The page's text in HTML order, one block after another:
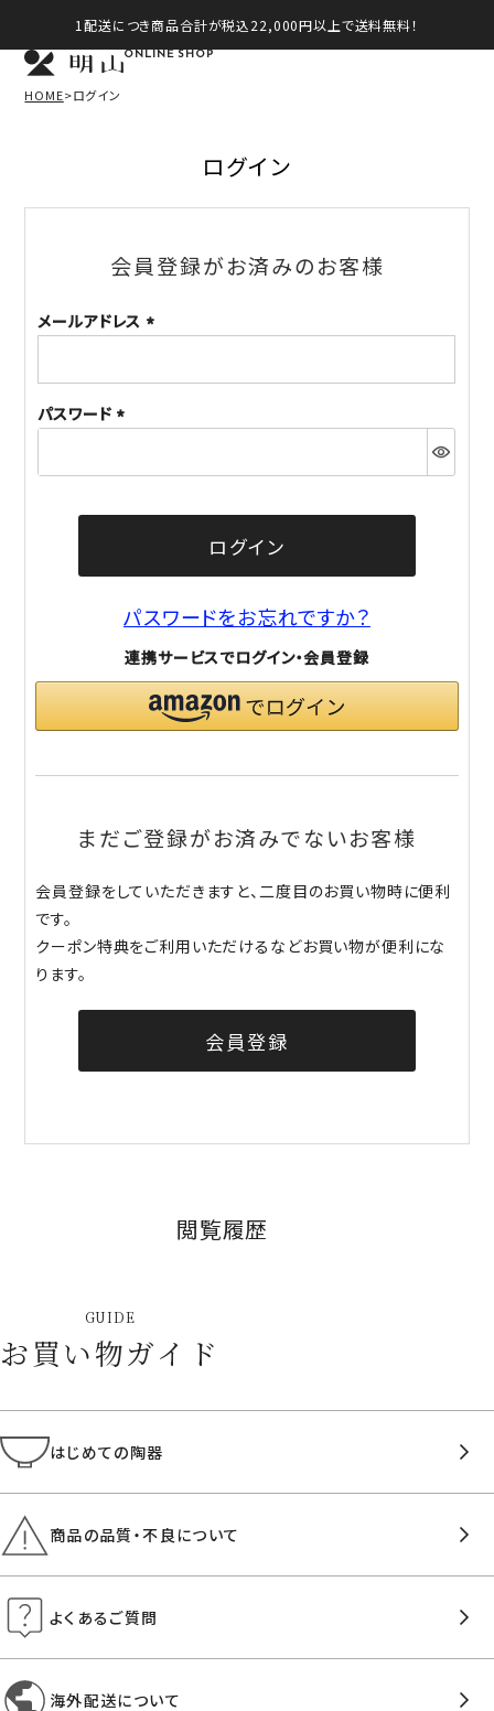
1配送につき商品合計が税込22,000円以上で送料無料！
ONLINE SHOP
HOME ログイン
ログイン
会員登録がお済みのお客様
メールアドレス
須)
パスワード
須)
ログイン
パスワードをお忘れですか？
連携サービスでログイン・会員登録
まだご登録がお済みでないお客様
会員登録をしていただきますと、二度目のお買い物時に便利
です。
クーポン特典をご利用いただけるなどお買い物が便利にな
ります。
会員登録
閲覧履歴
GUIDE
お買い物ガイド
はじめての陶器
商品の品質・不良について
よくあるご質問
海外配送について